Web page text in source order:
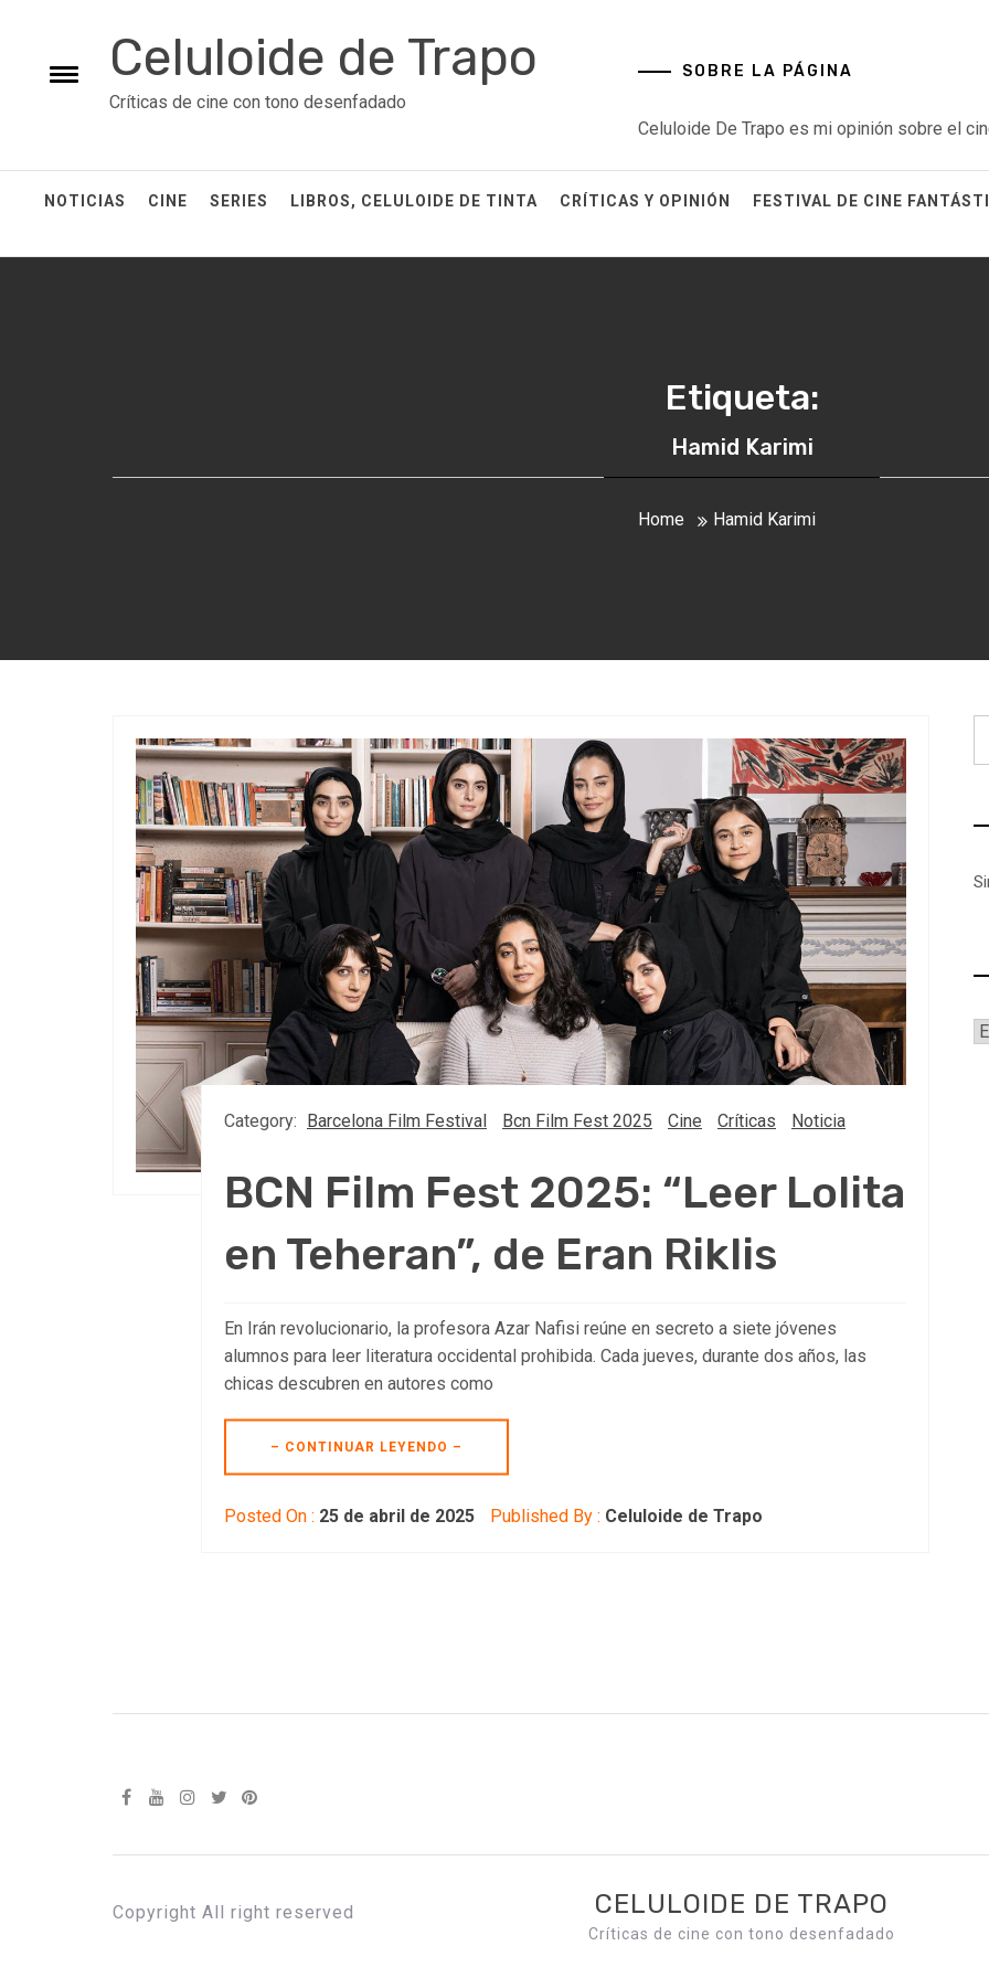
content
Toggle
Celuloide de Trapo
Críticas de cine con tono desenfadado
SOBRE LA PÁGINA
Celuloide De Trapo es mi opinión sobre el
NOTICIAS CINE SERIES LIBROS, CELULOIDE DE TINTA CRÍTICAS Y OPINIÓN FESTIVAL DE CINE
Etiqueta:
Hamid Karimi
Home Hamid Karimi
Category: Barcelona Film Festival Bcn Film Fest 2025 Cine Críticas Noticia
BCN Film Fest 2025: “Leer Lolita
en Teheran”, de Eran Riklis
En Irán revolucionario, la profesora Azar Nafisi reúne en secreto a siete jóvenes
alumnos para leer literatura occidental prohibida. Cada jueves, durante dos años, las
chicas descubren en autores como
– CONTINUAR LEYENDO –
Posted On : 25 de abril de 2025 Published By : Celuloide de Trapo
Copyright All right reserved CELULOIDE DE TRAPO
Críticas de cine con tono desenfadado